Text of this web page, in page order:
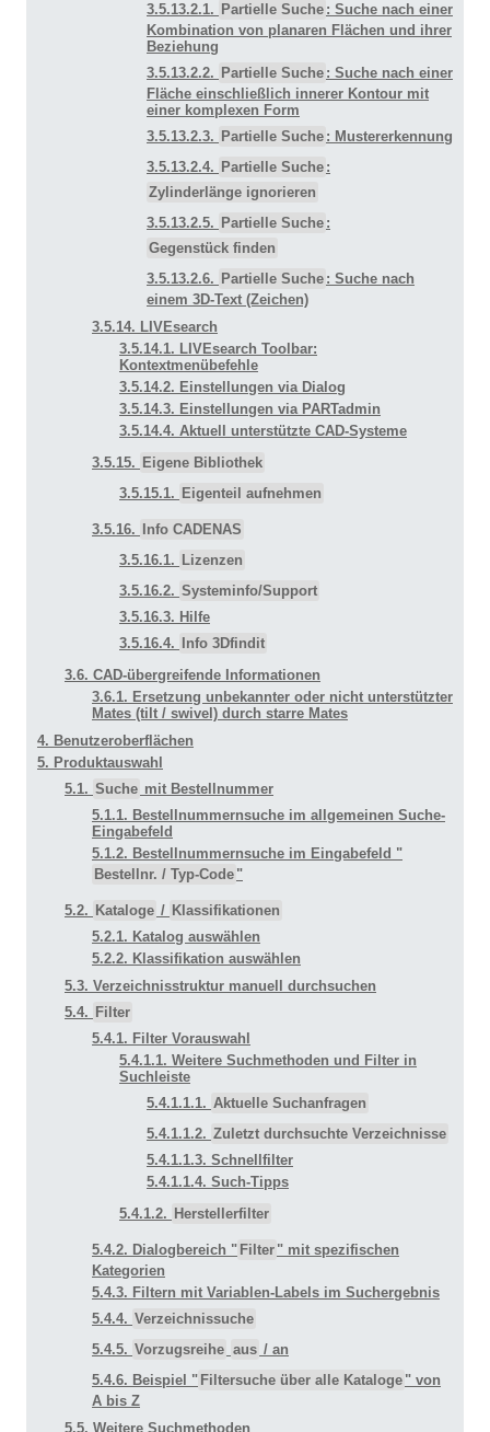
3.5.13.2.1. Partielle Suche : Suche nach einer
Kombination von planaren Flächen und ihrer
Beziehung
3.5.13.2.2. Partielle Suche : Suche nach einer
Fläche einschließlich innerer Kontour mit
einer komplexen Form
3.5.13.2.3. Partielle Suche : Mustererkennung
3.5.13.2.4. Partielle Suche :
Zylinderlänge ignorieren
3.5.13.2.5. Partielle Suche :
Gegenstück finden
3.5.13.2.6. Partielle Suche : Suche nach
einem 3D-Text (Zeichen)
3.5.14. LIVEsearch
3.5.14.1. LIVEsearch Toolbar:
Kontextmenübefehle
3.5.14.2. Einstellungen via Dialog
3.5.14.3. Einstellungen via PARTadmin
3.5.14.4. Aktuell unterstützte CAD-Systeme
3.5.15. Eigene Bibliothek
3.5.15.1. Eigenteil aufnehmen
3.5.16.
Info CADENAS
3.5.16.1. Lizenzen
3.5.16.2. Systeminfo/Support
3.5.16.3. Hilfe
3.5.16.4.
Info 3Dfindit
3.6. CAD-übergreifende Informationen
3.6.1. Ersetzung unbekannter oder nicht unterstützter
Mates (tilt / swivel) durch starre Mates
4. Benutzeroberflächen
5. Produktauswahl
5.1. Suche mit Bestellnummer
5.1.1. Bestellnummernsuche im allgemeinen Suche-
Eingabefeld
5.1.2. Bestellnummernsuche im Eingabefeld "
Bestellnr. / Typ-Code "
5.2. Kataloge / Klassifikationen
5.2.1. Katalog auswählen
5.2.2. Klassifikation auswählen
5.3. Verzeichnisstruktur manuell durchsuchen
5.4. Filter
5.4.1. Filter Vorauswahl
5.4.1.1. Weitere Suchmethoden und Filter in
Suchleiste
5.4.1.1.1. Aktuelle Suchanfragen
5.4.1.1.2. Zuletzt durchsuchte Verzeichnisse
5.4.1.1.3. Schnellfilter
5.4.1.1.4. Such-Tipps
5.4.1.2. Herstellerfilter
5.4.2. Dialogbereich " Filter " mit spezifischen
Kategorien
5.4.3. Filtern mit Variablen-Labels im Suchergebnis
5.4.4. Verzeichnissuche
5.4.5. Vorzugsreihe aus / an
5.4.6. Beispiel " Filtersuche über alle Kataloge " von
A bis Z
5.5. Weitere Suchmethoden